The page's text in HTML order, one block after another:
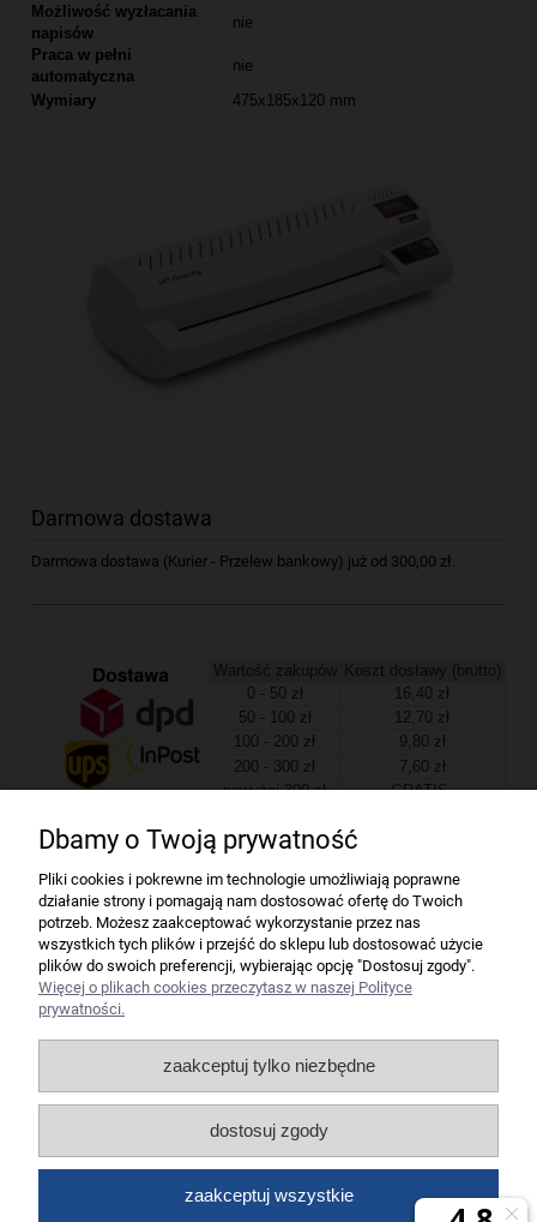
Możliwość wyzłacania
napisów
nie
Praca w pełni
automatyczna
nie
Wymiary
475x185x120 mm
Darmowa dostawa
Darmowa dostawa (Kurier - Przelew bankowy) już od 300,00 zł.
Wartość zakupów
Koszt dostawy (brutto)
0 - 50 zł
16,40 zł
50 - 100 zł
12,70 zł
100 - 200 zł
9,80 zł
200 - 300 zł
7,60 zł
powyżej 300 zł
GRATIS
Firma
Bindownice wg producentów
Niszczarki wg producentów
Liczarki pieniędzy
Dbamy o Twoją prywatność
Pliki cookies i pokrewne im technologie umożliwiają poprawne
działanie strony i pomagają nam dostosować ofertę do Twoich
potrzeb. Możesz zaakceptować wykorzystanie przez nas
wszystkich tych plików i przejść do sklepu lub dostosować użycie
plików do swoich preferencji, wybierając opcję "Dostosuj zgody".
Więcej o plikach cookies przeczytasz w naszej Polityce
prywatności.
zaakceptuj tylko niezbędne
dostosuj zgody
zaakceptuj wszystkie